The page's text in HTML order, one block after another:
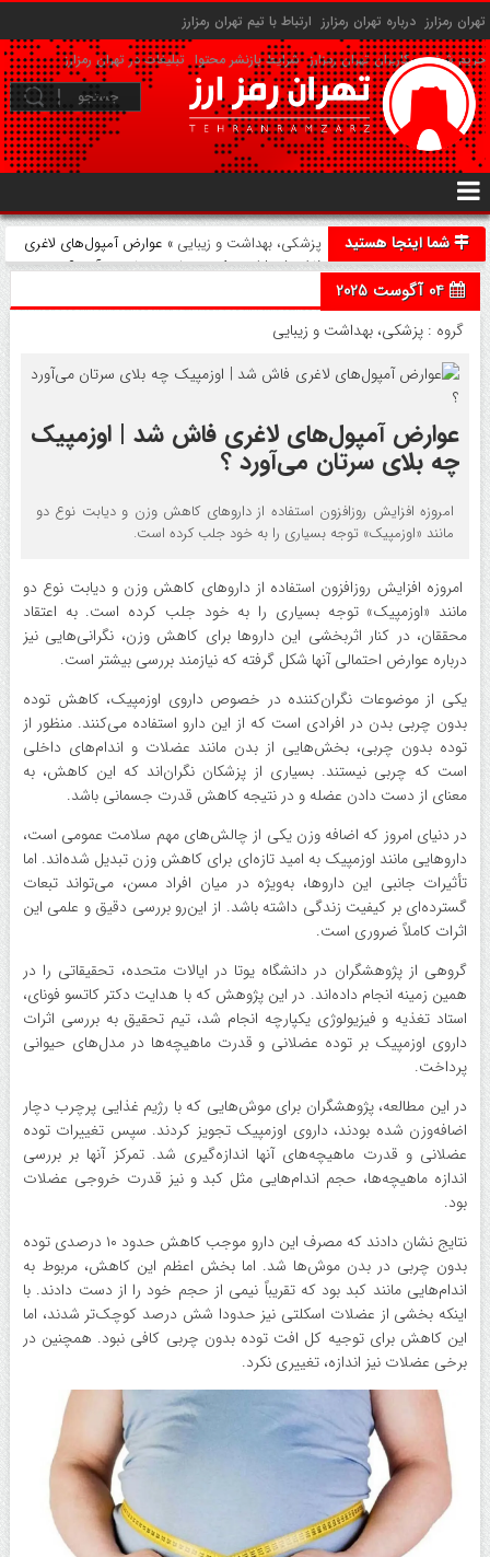
تهران رمزارز درباره تهران رمزارز ارتباط با تیم تهران رمزارز
حریم شخصی کاربران تهران رمزارز شرایط بازنشر محتوا تبلیغات در تهران رمزارز
شما اینجا هستید پزشکی، بهداشت و زیبایی » عوارض آمپول‌های لاغری
فاش شد | اوزمپیک چه بلای سرتان می‌آورد ؟
04 آگوست 2025
گروه :پزشکی، بهداشت و زیبایی
عوارض آمپول‌های لاغری فاش شد | اوزمپیک
چه بلای سرتان می‌آورد ؟
امروزه افزایش روزافزون استفاده از دارو‌های کاهش وزن و دیابت نوع دو
مانند «اوزمپیک» توجه بسیاری را به خود جلب کرده است.
امروزه افزایش روزافزون استفاده از دارو‌های کاهش وزن و دیابت نوع دو
مانند «اوزمپیک» توجه بسیاری را به خود جلب کرده است. به اعتقاد
محققان، در کنار اثربخشی این دارو‌ها برای کاهش وزن، نگرانی‌هایی نیز
درباره عوارض احتمالی آنها شکل گرفته که نیازمند بررسی بیشتر است.
یکی از موضوعات نگران‌کننده در خصوص داروی اوزمپیک، کاهش توده
بدون چربی بدن در افرادی است که از این دارو استفاده می‌کنند. منظور از
توده بدون چربی، بخش‌هایی از بدن مانند عضلات و اندام‌های داخلی
است که چربی نیستند. بسیاری از پزشکان نگران‌اند که این کاهش، به
معنای از دست دادن عضله و در نتیجه کاهش قدرت جسمانی باشد.
در دنیای امروز که اضافه وزن یکی از چالش‌های مهم سلامت عمومی است،
دارو‌هایی مانند اوزمپیک به امید تازه‌ای برای کاهش وزن تبدیل شده‌اند. اما
تأثیرات جانبی این داروها، به‌ویژه در میان افراد مسن، می‌تواند تبعات
گسترده‌ای بر کیفیت زندگی داشته باشد. از این‌رو بررسی دقیق و علمی این
اثرات کاملاً ضروری است.
گروهی از پژوهشگران در دانشگاه یوتا در ایالات متحده، تحقیقاتی را در
همین زمینه انجام داده‌اند. در این پژوهش که با هدایت دکتر کاتسو فونای،
استاد تغذیه و فیزیولوژی یکپارچه انجام شد، تیم تحقیق به بررسی اثرات
داروی اوزمپیک بر توده عضلانی و قدرت ماهیچه‌ها در مدل‌های حیوانی
پرداخت.
در این مطالعه، پژوهشگران برای موش‌هایی که با رژیم غذایی پرچرب دچار
اضافه‌وزن شده بودند، داروی اوزمپیک تجویز کردند. سپس تغییرات توده
عضلانی و قدرت ماهیچه‌های آنها اندازه‌گیری شد. تمرکز آنها بر بررسی
اندازه ماهیچه‌ها، حجم اندام‌هایی مثل کبد و نیز قدرت خروجی عضلات
بود.
نتایج نشان دادند که مصرف این دارو موجب کاهش حدود ۱۰ درصدی توده
بدون چربی در بدن موش‌ها شد. اما بخش اعظم این کاهش، مربوط به
اندام‌هایی مانند کبد بود که تقریباً نیمی از حجم خود را از دست دادند. با
اینکه بخشی از عضلات اسکلتی نیز حدودا شش درصد کوچک‌تر شدند، اما
این کاهش برای توجیه کل افت توده بدون چربی کافی نبود. همچنین در
برخی عضلات نیز اندازه، تغییری نکرد.